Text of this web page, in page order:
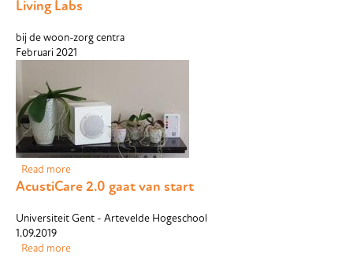
Living Labs
bij de woon-zorg centra
Februari 2021
Read more
AcustiCare 2.0 gaat van start
Universiteit Gent - Artevelde Hogeschool
1.09.2019
Read more